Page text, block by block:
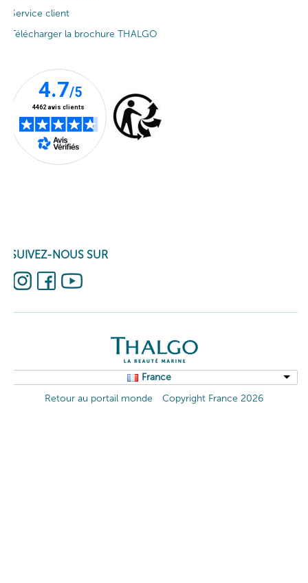
Service client
Télécharger la brochure THALGO
SUIVEZ-NOUS SUR
France
Retour au portail monde
Copyright France 2026